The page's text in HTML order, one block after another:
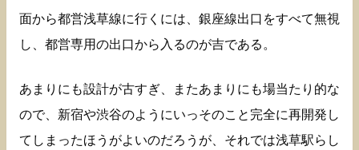
面から都営浅草線に行くには、銀座線出口をすべて無視
し、都営専用の出口から入るのが吉である。
あまりにも設計が古すぎ、またあまりにも場当たり的な
ので、新宿や渋谷のようにいっそのこと完全に再開発し
てしまったほうがよいのだろうが、それでは浅草駅らし